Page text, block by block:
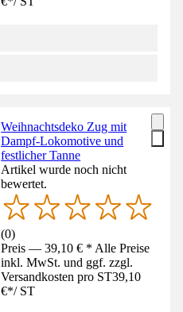
Weihnachtsdeko Zug mit
Dampf-Lokomotive und
festlicher Tanne
Artikel wurde noch nicht
bewertet.
(0)
Preis — 39,10 € * Alle Preise
inkl. MwSt. und ggf. zzgl.
Versandkosten pro ST39,10
€*/ ST